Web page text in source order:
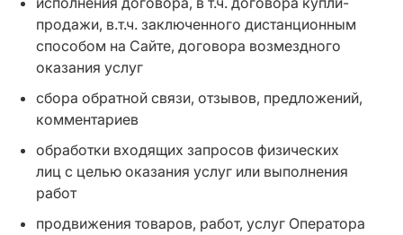
продажи, в.т.ч. заключенного дистанционным
способом на Сайте, договора возмездного
оказания услуг
сбора обратной связи, отзывов, предложений,
комментариев
обработки входящих запросов физических
лиц с целью оказания услуг или выполнения
работ
продвижения товаров, работ, услуг Оператора